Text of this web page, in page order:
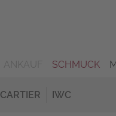
SCHMUCK
CARTIER IWC